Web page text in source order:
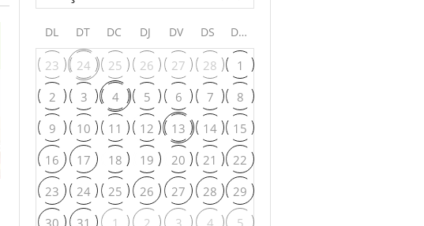
DL DT DC DJ DV DS DG
23 24 25 26 27 28
1
2
3 4 5 6 7
8
9
10 11 12 13 14
15
16
17 18 19 20 21
22
23
24 25 26 27 28
29
30
31 1 2 3 4 5